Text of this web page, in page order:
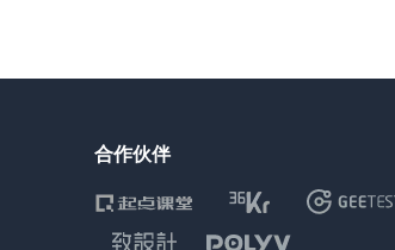
合作伙伴